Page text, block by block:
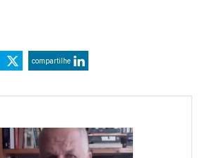
compartilhe